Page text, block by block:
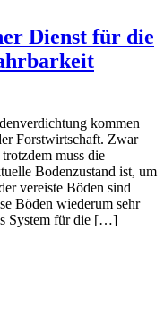
Dienst für die
kommen
Forstwirtschaft. Zwar
muss die
Bodenzustand ist, um
vereiste Böden sind
Böden wiederum sehr
System für die […]